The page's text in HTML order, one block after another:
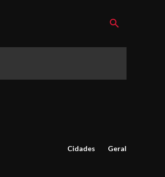
Cidades Geral